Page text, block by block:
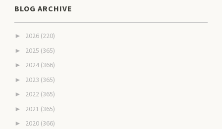
BLOG ARCHIVE
► 2026 (220)
► 2025 (365)
► 2024 (366)
► 2023 (365)
► 2022 (365)
► 2021 (365)
► 2020 (366)